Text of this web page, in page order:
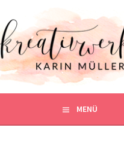
SEIN
MENÜ